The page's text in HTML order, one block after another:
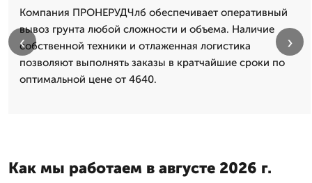
Компания ПРОНЕРУДЧлб обеспечивает оперативный
вывоз грунта любой сложности и объема. Наличие
собственной техники и отлаженная логистика
позволяют выполнять заказы в кратчайшие сроки по
оптимальной цене от 4640.
‹ ›
Как мы работаем в августе 2026 г.